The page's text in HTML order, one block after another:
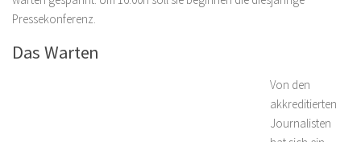
Pressekonferenz.
Das Warten
Von den
akkreditierten
Journalisten